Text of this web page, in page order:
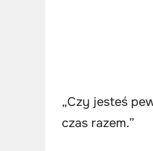
„Czy jesteś
czas razem.”